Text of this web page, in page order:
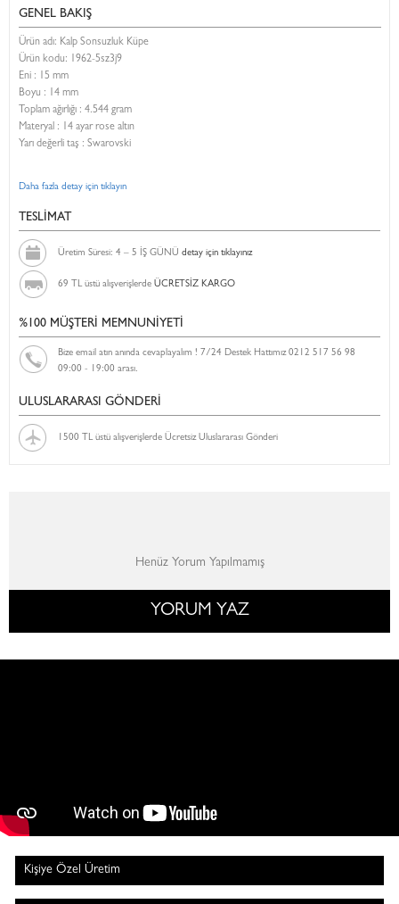
GENEL BAKIŞ
Ürün adı: Kalp Sonsuzluk Küpe
Ürün kodu: 1962-5sz3j9
Eni : 15 mm
Boyu : 14 mm
Toplam ağırlığı : 4.544 gram
Materyal : 14 ayar rose altın
Yarı değerli taş : Swarovski
Daha fazla detay için tıklayın
TESLİMAT
Üretim Süresi: 4 – 5 İŞ GÜNÜ detay için tıklayınız
69 TL üstü alışverişlerde ÜCRETSİZ KARGO
%100 MÜŞTERİ MEMNUNİYETİ
Bize email atın anında cevaplayalım ! 7/24 Destek Hattımız 0212 517 56 98
09:00 - 19:00 arası.
ULUSLARARASI GÖNDERİ
1500 TL üstü alışverişlerde Ücretsiz Uluslararası Gönderi
Henüz Yorum Yapılmamış
YORUM YAZ
Kişiye Özel Üretim